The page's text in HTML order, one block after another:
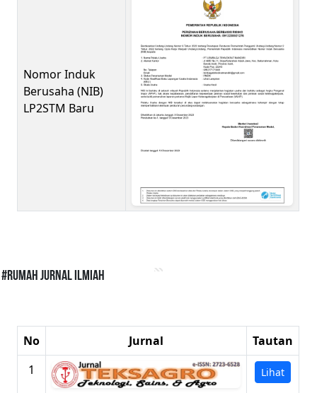
Nomor Induk
Berusaha (NIB)
LP2STM Baru
#Rumah Jurnal Ilmiah
No Jurnal
Tautan
1
Lihat